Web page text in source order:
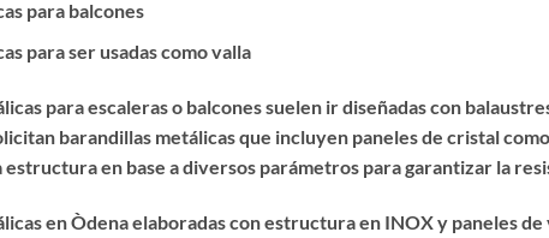
para balcones
para ser usadas como valla
para escaleraso balcones suelen ir diseñadas con
barandillas metálicas que incluyen paneles de cristal
estructura en base a diversos parámetros para garantizar la
en Òdena elaboradas con estructura en INOX y paneles